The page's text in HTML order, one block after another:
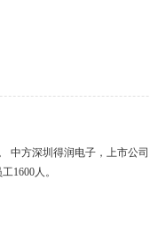
中方深圳得润电子，上市公
1600人。